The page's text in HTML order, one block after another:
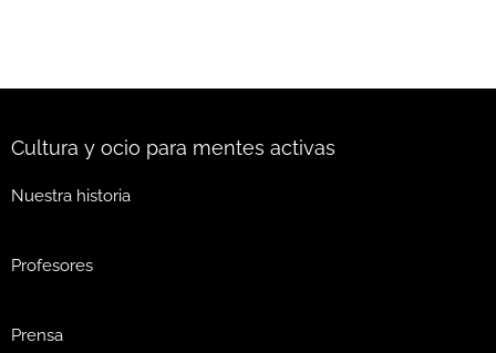
Cultura y ocio para mentes activas
Nuestra historia
Profesores
Prensa